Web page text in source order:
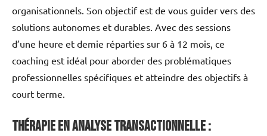
organisationnels. Son objectif est de vous guider vers des
solutions autonomes et durables. Avec des sessions
d’une heure et demie réparties sur 6 à 12 mois, ce
coaching est idéal pour aborder des problématiques
professionnelles spécifiques et atteindre des objectifs à
court terme.
Thérapie en Analyse Transactionnelle :